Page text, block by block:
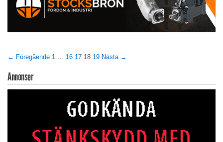
← Föregående 1 16 17 18 19 Nästa →
Annonser